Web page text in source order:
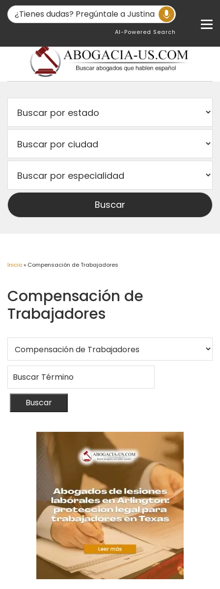
AI-Powered Search
Inicio» Compensación de Trabajadores
Compensación de
Trabajadores
Buscar